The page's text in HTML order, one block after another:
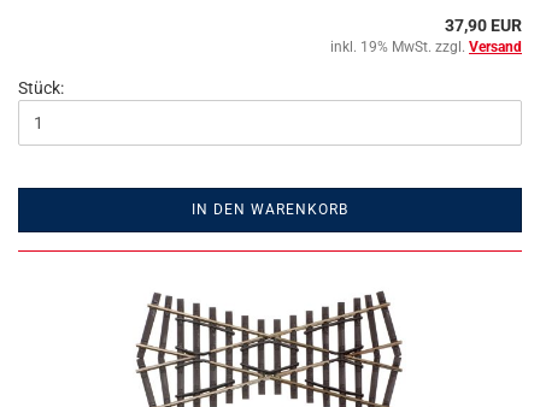
37,90 EUR
inkl. 19% MwSt. zzgl. Versand
Stück:
IN DEN WARENKORB